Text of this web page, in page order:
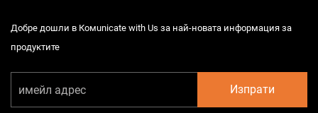
Добре дошли в Комunicate with Us за най-новата информация за
продуктите
Изпрати